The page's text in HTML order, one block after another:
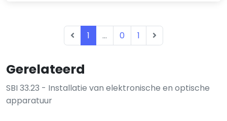
Gerelateerd
SBI 33.23 - Installatie van elektronische en optische
apparatuur
1 ... 0 1